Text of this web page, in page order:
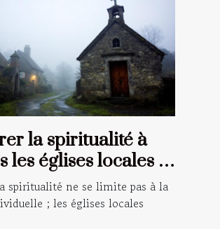
la spiritualité à
les églises locales :
pour les croyants
spiritualité ne se limite pas à la
; les églises locales